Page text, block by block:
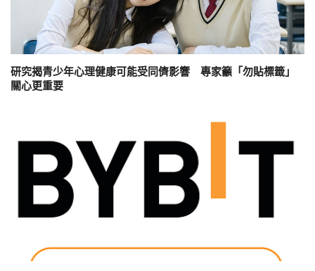
研究揭青少年心理健康可能受同儕影響 專家籲「勿貼標籤」
關心更重要